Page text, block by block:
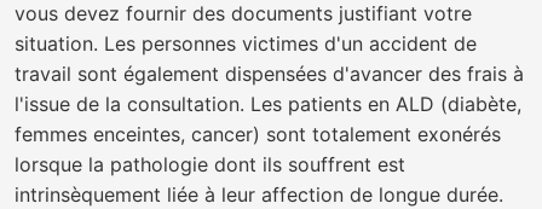
vous devez fournir des documents justifiant votre
situation. Les personnes victimes d'un accident de
travail sont également dispensées d'avancer des frais à
l'issue de la consultation. Les patients en ALD (diabète,
femmes enceintes, cancer) sont totalement exonérés
lorsque la pathologie dont ils souffrent est
intrinsèquement liée à leur affection de longue durée.